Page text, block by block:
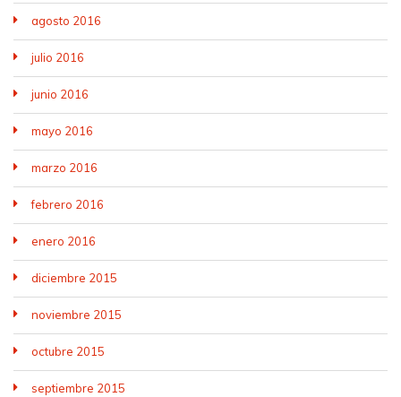
agosto 2016
julio 2016
junio 2016
mayo 2016
marzo 2016
febrero 2016
enero 2016
diciembre 2015
noviembre 2015
octubre 2015
septiembre 2015